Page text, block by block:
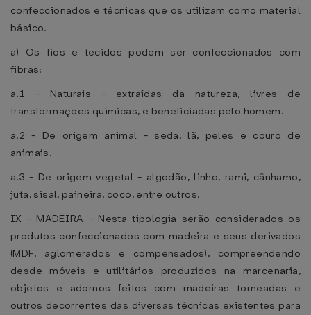
confeccionados e técnicas que os utilizam como material
básico.
a) Os fios e tecidos podem ser confeccionados com
fibras:
a.1 - Naturais - extraídas da natureza, livres de
transformações químicas, e beneficiadas pelo homem.
a.2 - De origem animal - seda, lã, peles e couro de
animais.
a.3 - De origem vegetal - algodão, linho, rami, cânhamo,
juta, sisal, paineira, coco, entre outros.
IX - MADEIRA - Nesta tipologia serão considerados os
produtos confeccionados com madeira e seus derivados
(MDF, aglomerados e compensados), compreendendo
desde móveis e utilitários produzidos na marcenaria,
objetos e adornos feitos com madeiras torneadas e
outros decorrentes das diversas técnicas existentes para